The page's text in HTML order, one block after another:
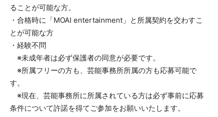
ることが可能な方。
・合格時に「MOAI entertainment」と所属契約を交わすこ
とが可能な方
・経験不問
※未成年者は必ず保護者の同意が必要です。
※所属フリーの方も、芸能事務所所属の方も応募可能で
す。
※現在、芸能事務所に所属されている方は必ず事前に応募
条件について許諾を得てご参加をお願いいたします。